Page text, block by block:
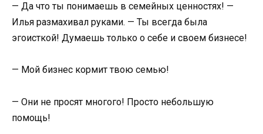
— Да что ты понимаешь в семейных ценностях! —
Илья размахивал руками. — Ты всегда была
эгоисткой! Думаешь только о себе и своем бизнесе!
— Мой бизнес кормит твою семью!
— Они не просят многого! Просто небольшую
помощь!